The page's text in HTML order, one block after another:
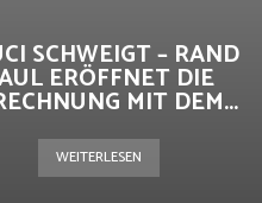
SCHWEIGT – RAND
ERÖFFNET DIE
MIT DEM...
WEITERLESEN